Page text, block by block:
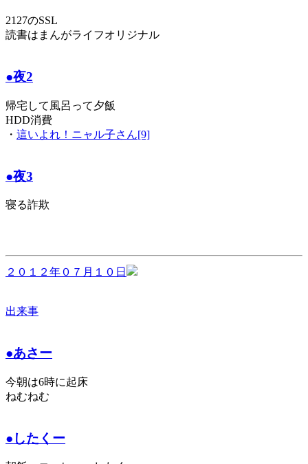
2127のSSL
読書はまんがライフオリジナル
●夜2
帰宅して風呂って夕飯
HDD消費
・ 這いよれ！ニャル子さん[9]
●夜3
寝る詐欺
２０１２年０７月１０日
出来事
●あさー
今朝は6時に起床
ねむねむ
●したくー